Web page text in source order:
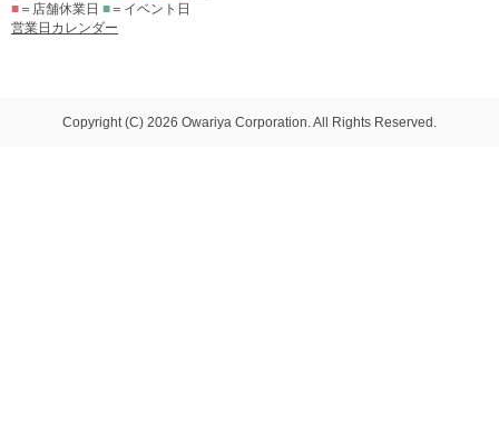
■ ＝店舗休業日 ■ ＝イベント日
営業日カレンダー
Copyright (C) 2026 Owariya Corporation. All Rights Reserved.